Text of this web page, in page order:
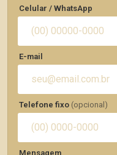
Celular / WhatsApp
E-mail
Telefone fixo (opcional)
Mensagem